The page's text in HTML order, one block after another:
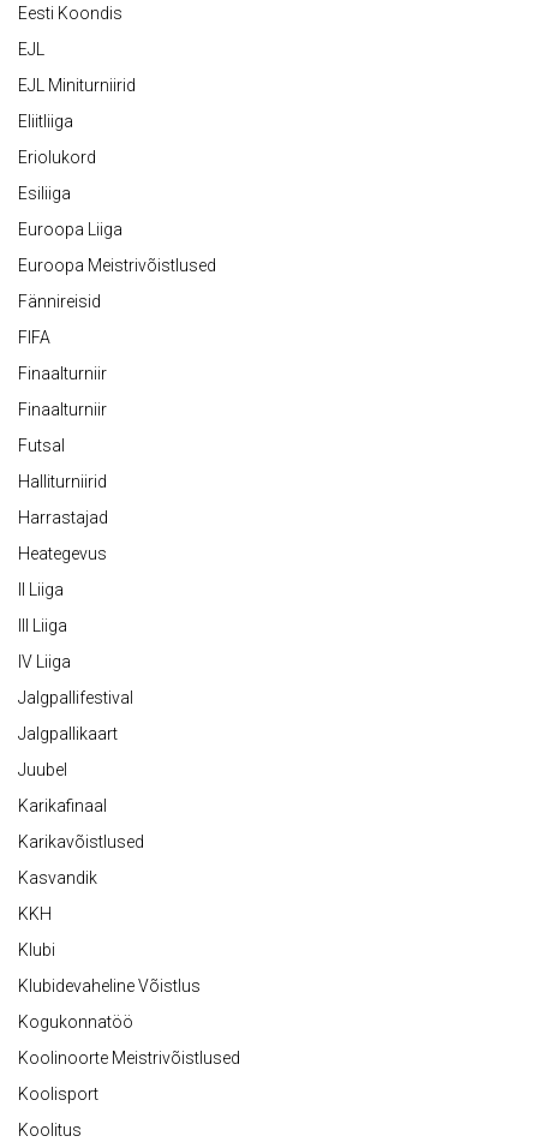
Eesti Koondis
EJL
EJL Miniturniirid
Eliitliiga
Eriolukord
Esiliiga
Euroopa Liiga
Euroopa Meistrivõistlused
Fännireisid
FIFA
Finaalturniir
Finaalturniir
Futsal
Halliturniirid
Harrastajad
Heategevus
II Liiga
III Liiga
IV Liiga
Jalgpallifestival
Jalgpallikaart
Juubel
Karikafinaal
Karikavõistlused
Kasvandik
KKH
Klubi
Klubidevaheline Võistlus
Kogukonnatöö
Koolinoorte Meistrivõistlused
Koolisport
Koolitus